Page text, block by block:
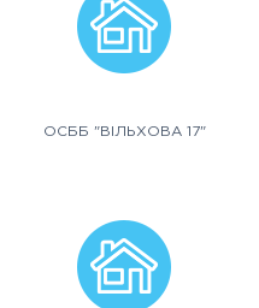
ОСББ "ВІЛЬХОВА 17"